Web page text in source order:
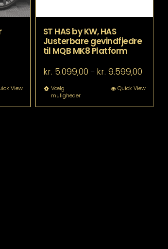
View
ST HAS by KW, HAS
Justerbare gevindfjedre
til MQB MK8 Platform
kr. 5.099,00 – kr. 9.599,00
til
Vælg
muligheder
Dette
har
Quick View